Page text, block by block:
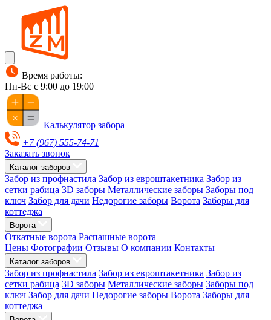
Время работы:
Пн-Вс с 9:00 до 19:00
Калькулятор забора
+7 (967) 555-74-71
Заказать звонок
Каталог заборов
Забор из профнастила Забор из евроштакетника Забор из
сетки рабица 3D заборы Металлические заборы Заборы под
ключ Забор для дачи Недорогие заборы Ворота Заборы для
коттеджа
Ворота
Откатные ворота Распашные ворота
Цены Фотографии Отзывы О компании Контакты
Каталог заборов
Забор из профнастила Забор из евроштакетника Забор из
сетки рабица 3D заборы Металлические заборы Заборы под
ключ Забор для дачи Недорогие заборы Ворота Заборы для
коттеджа